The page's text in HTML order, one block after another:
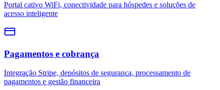
Portal cativo WiFi, conectividade para hóspedes e soluções de
acesso inteligente
Pagamentos e cobrança
Integração Stripe, depósitos de segurança, processamento de
pagamentos e gestão financeira